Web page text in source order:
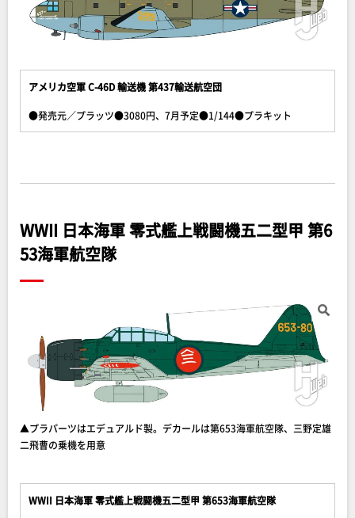
アメリカ空軍 C-46D 輸送機 第437輸送航空団
●発売元／プラッツ●3080円、7月予定●1/144●プラキット
WWII 日本海軍 零式艦上戦闘機五二型甲 第6
53海軍航空隊
▲プラパーツはエデュアルド製。デカールは第653海軍航空隊、三野定雄
二飛曹の乗機を用意
WWII 日本海軍 零式艦上戦闘機五二型甲 第653海軍航空隊